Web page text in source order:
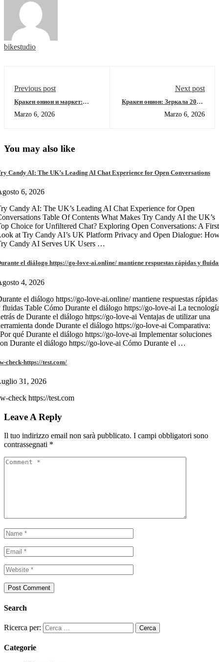
bikestudio
Previous post
Кракен онион и маркет:
обзор 2026
Marzo 6, 2026
Next post
Кракен онион: Зеркала 2025,
Функциональные
Marzo 6, 2026
You may also like
Candy AI: The UK’s Leading AI Chat Experience for Open Conversations
6, 2026
Candy AI: The UK’s Leading AI Chat Experience for Open
Table Of Contents What Makes Try Candy AI the UK’s
Choice for Unfiltered Chat? Exploring Open Conversations: A First
at Try Candy AI’s UK Platform Privacy and Open Dialogue:
Candy AI Serves UK Users …
el diálogo https://go-love-ai.online/ mantiene respuestas rápidas y
4, 2026
el diálogo https://go-love-ai.online/ mantiene respuestas rápidas
fluidas Table Cómo Durante el diálogo https://go-love-ai La
de Durante el diálogo https://go-love-ai Ventajas de utilizar una
donde Durante el diálogo https://go-love-ai Comparativa:
qué Durante el diálogo https://go-love-ai Implementar soluciones
Durante el diálogo https://go-love-ai Cómo Durante el …
check-https://test.com/
31, 2026
check https://test.com
Leave A Reply
Il tuo indirizzo email non sarà pubblicato. I campi obbligatori sono
contrassegnati *
Search
Ricerca per:
Categorie